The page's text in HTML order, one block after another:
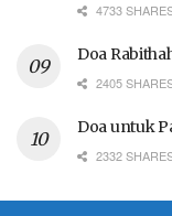
4733
Doa
2405
Doa untuk
2332